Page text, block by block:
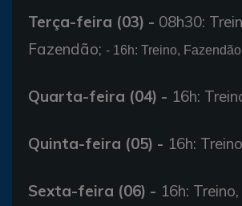
Terça-feira (03) - 08h30:
Fazendão; - 16h: Treino,
Quarta-feira (04) - 16h:
Quinta-feira (05) - 16h:
Sexta-feira (06) - 16h: